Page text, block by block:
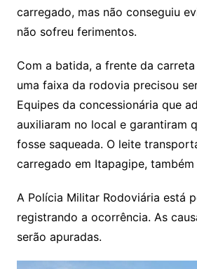
carregado, mas não conseguiu
não sofreu ferimentos.
Com a batida, a frente da
uma faixa da rodovia precisou
Equipes da concessionária que
auxiliaram no local e garantiram
fosse saqueada. O leite
carregado em Itapagipe, também
A Polícia Militar Rodoviária está
registrando a ocorrência. As
serão apuradas.